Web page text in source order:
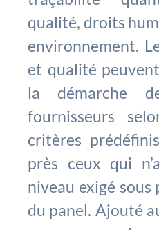
qualité, droits
environnement.
et qualité
la démarche
fournisseurs
critères
près ceux qui
niveau exigé sous
du panel. Ajouté